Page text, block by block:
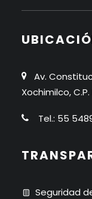
Av.
Xochimilco, C.P.
Tel.: 55
Seguridad